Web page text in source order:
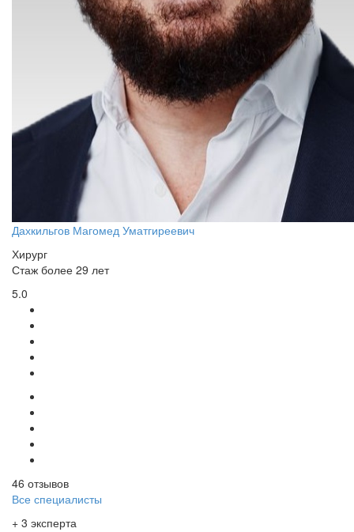
Дахкильгов Магомед Уматгиреевич
Хирург
Стаж более 29 лет
5.0
46 отзывов
Все специалисты
+ 3 эксперта